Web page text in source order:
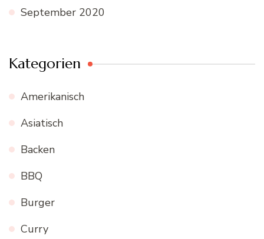
September 2020
Kategorien
Amerikanisch
Asiatisch
Backen
BBQ
Burger
Curry